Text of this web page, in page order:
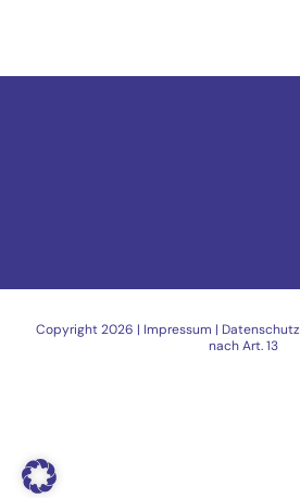
Copyright2026 | Impressum |
nach Art. 13